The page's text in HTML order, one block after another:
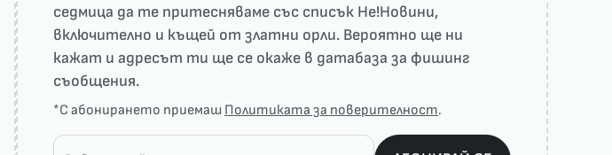
седмица да те притесняваме със списък He!Новини,
включително и къщей от златни орли. Вероятно ще ни
кажат и адресът ти ще се окаже в датабаза за фишинг
съобщения.
*С абонирането приемаш Политиката за поверителност.